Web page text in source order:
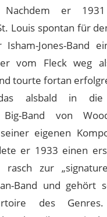
Nachdem er
Louis spontan für
Jones-Band
vom Fleck weg
tourte fortan
alsbald in die
Big-Band von
eigenen
er 1933 einen
rasch zur
Band und gehört
des